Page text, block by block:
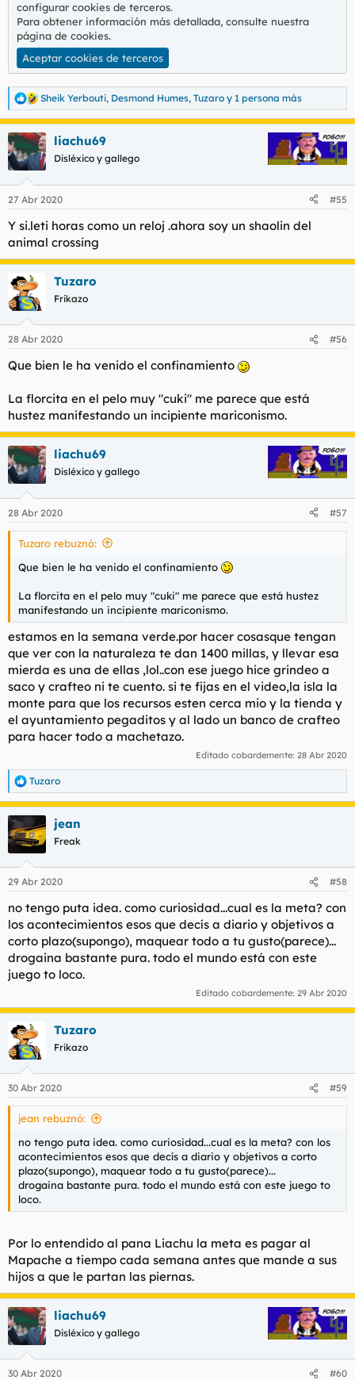
configurar cookies de terceros.
Para obtener información más detallada, consulte nuestra
página de cookies.
Aceptar cookies de terceros
R
e
a
c
c
e
Sheik Yerbouti, Desmond Humes, Tuzaro y 1 persona más
liachu69
Disléxico y gallego
27 Abr 2020 #55
Y si.leti horas como un reloj .ahora soy un shaolin del
animal crossing
Tuzaro
Frikazo
28 Abr 2020 #56
Que bien le ha venido el confinamiento
La florcita en el pelo muy "cuki" me parece que está
hustez manifestando un incipiente mariconismo.
liachu69
Disléxico y gallego
28 Abr 2020 #57
Tuzaro rebuznó:
Que bien le ha venido el confinamiento
La florcita en el pelo muy "cuki" me parece que está hustez
manifestando un incipiente mariconismo.
estamos en la semana verde.por hacer cosasque tengan
que ver con la naturaleza te dan 1400 millas, y llevar esa
mierda es una de ellas ,lol..con ese juego hice grindeo a
saco y crafteo ni te cuento. si te fijas en el video,la isla la
monte para que los recursos esten cerca mio y la tienda y
el ayuntamiento pegaditos y al lado un banco de crafteo
para hacer todo a machetazo.
Editado cobardemente: 28 Abr 2020
R
e
a
c
c
e
:
Tuzaro
jean
Freak
29 Abr 2020 #58
no tengo puta idea. como curiosidad...cual es la meta? con
los acontecimientos esos que decís a diario y objetivos a
corto plazo(supongo), maquear todo a tu gusto(parece)...
drogaina bastante pura. todo el mundo está con este
juego to loco.
Editado cobardemente: 29 Abr 2020
Tuzaro
Frikazo
30 Abr 2020 #59
jean rebuznó:
no tengo puta idea. como curiosidad...cual es la meta? con los
acontecimientos esos que decís a diario y objetivos a corto
plazo(supongo), maquear todo a tu gusto(parece)...
drogaina bastante pura. todo el mundo está con este juego to
loco.
Por lo entendido al pana Liachu la meta es pagar al
Mapache a tiempo cada semana antes que mande a sus
hijos a que le partan las piernas.
liachu69
Disléxico y gallego
30 Abr 2020 #60